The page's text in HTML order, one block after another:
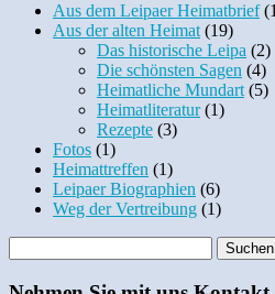
Aus dem Leipaer Heimatbrief
Aus der alten Heimat(19)
Das historische Leipa (2)
Die schönsten Sagen (4)
Heimatliche Mundart(5)
Heimatliteratur(1)
Rezepte (3)
Fotos (1)
Heimattreffen (1)
Leipaer Biographien (6)
Weg der Vertreibung (1)